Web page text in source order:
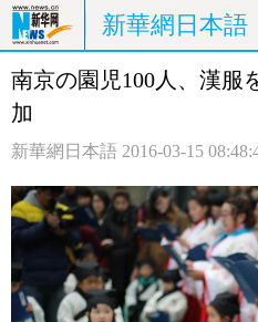
新華網日本語
ホームページ 政
観光 評
中日対訳
南京の園児100人、漢服
加
新華網日本語 2016-03-15